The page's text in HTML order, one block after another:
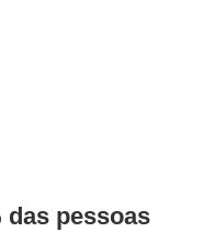
das pessoas